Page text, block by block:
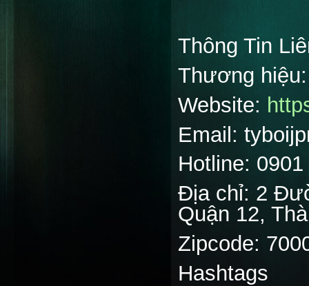
Thông Tin
Thương
Website:
Email:
Hotline:
Địa chỉ: 2
Quận 12,
Zipcode:
Hashtags